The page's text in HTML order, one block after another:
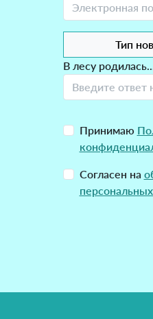
Тип
В лесу
Принимаю
Согласен на